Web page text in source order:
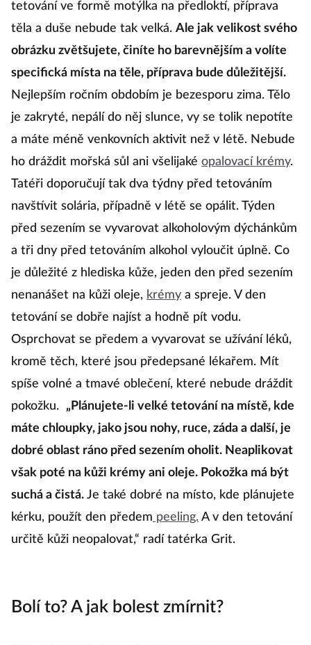
tetování ve formě motýlka na předloktí, příprava
těla a duše nebude tak velká. Ale jak velikost svého
obrázku zvětšujete, činíte ho barevnějším a volíte
specifická místa na těle, příprava bude důležitější.
Nejlepším ročním obdobím je bezesporu zima. Tělo
je zakryté, nepálí do něj slunce, vy se tolik nepotíte
a máte méně venkovních aktivit než v létě. Nebude
ho dráždit mořská sůl ani všelijaké opalovací krémy.
Tatéři doporučují tak dva týdny před tetováním
navštívit solária, případně v létě se opálit. Týden
před sezením se vyvarovat alkoholovým dýchánkům
a tři dny před tetováním alkohol vyloučit úplně. Co
je důležité z hlediska kůže, jeden den před sezením
nenanášet na kůži oleje, krémy a spreje. V den
tetování se dobře najíst a hodně pít vodu.
Osprchovat se předem a vyvarovat se užívání léků,
kromě těch, které jsou předepsané lékařem. Mít
spíše volné a tmavé oblečení, které nebude dráždit
pokožku. „Plánujete-li velké tetování na místě, kde
máte chloupky, jako jsou nohy, ruce, záda a další, je
dobré oblast ráno před sezením oholit. Neaplikovat
však poté na kůži krémy ani oleje. Pokožka má být
suchá a čistá. Je také dobré na místo, kde plánujete
kérku, použít den předem peeling. A v den tetování
určitě kůži neopalovat,“ radí tatérka Grit.
Bolí to? A jak bolest zmírnit?